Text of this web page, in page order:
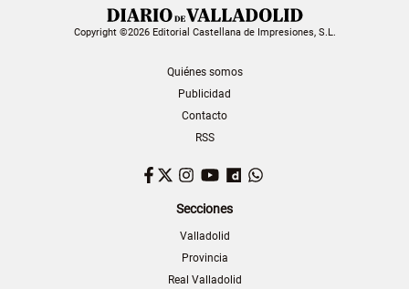
Copyright ©2026 Editorial Castellana de Impresiones, S.L.
Quiénes somos
Publicidad
Contacto
RSS
Facebook
TwitterInstagram
YouTubeDailymotion
Secciones
Valladolid
Provincia
Real Valladolid